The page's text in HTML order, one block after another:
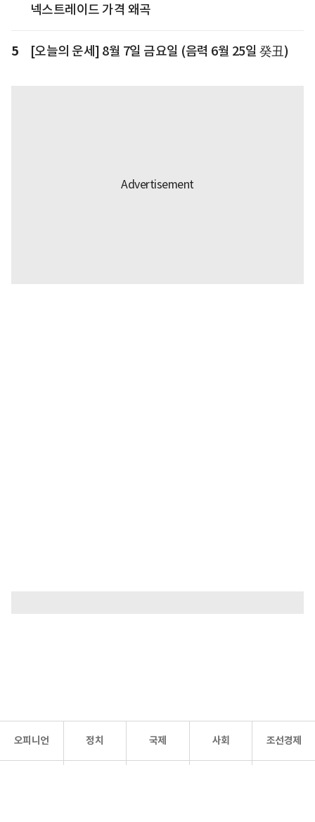
넥스트레이드 가격 왜곡
5 [오늘의 운세] 8월 7일 금요일 (음력 6월 25일 癸丑)
오피니언 정치 국제 사회 조선경제